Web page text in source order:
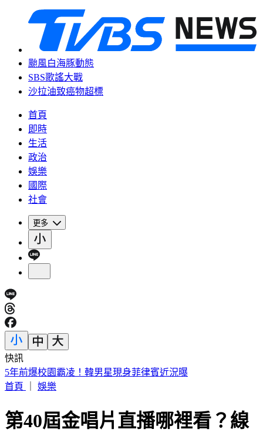
颱風白海豚動態
SBS歌謠大戰
沙拉油致癌物超標
首頁
即時
生活
政治
娛樂
國際
社會
更多
快訊
白海豚海警範圍擴大！全台炸「紫爆致災雨」這2天下最猛
首頁
娛樂
第40屆金唱片直播哪裡看？線